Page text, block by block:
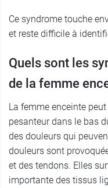
Ce syndrome touche
et reste difficile à
Quels sont les
de la femme
La femme enceinte
pesanteur dans le bas
des douleurs qui
douleurs sont
et des tendons. Elles
importante des tissus